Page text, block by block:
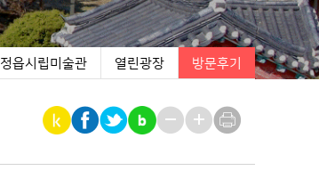
정읍시립미술관 열린광장 방문후기